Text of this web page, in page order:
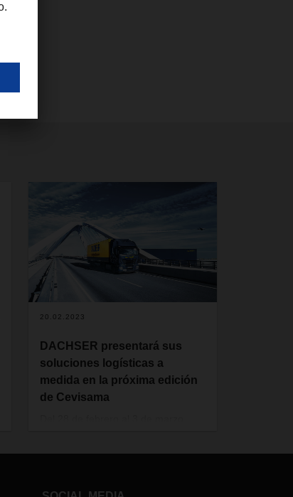
20.02.2023
DACHSER presentará sus
soluciones logísticas a
medida en la próxima edición
de Cevisama
natural, con un impacto cada vez